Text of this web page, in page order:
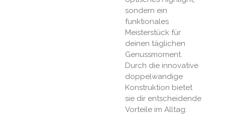
sondern ein
funktionales
Meisterstück für
deinen täglichen
Genussmoment.
Durch die innovative
doppelwandige
Konstruktion bietet
sie dir entscheidende
Vorteile im Alltag: